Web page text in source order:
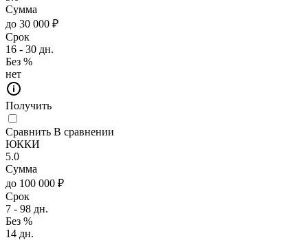
Сумма
до 30 000 ₽
Срок
16 - 30 дн.
Без %
нет
Получить
Сравнить В сравнении
ЮККИ
5.0
Сумма
до 100 000 ₽
Срок
7 - 98 дн.
Без %
14 дн.